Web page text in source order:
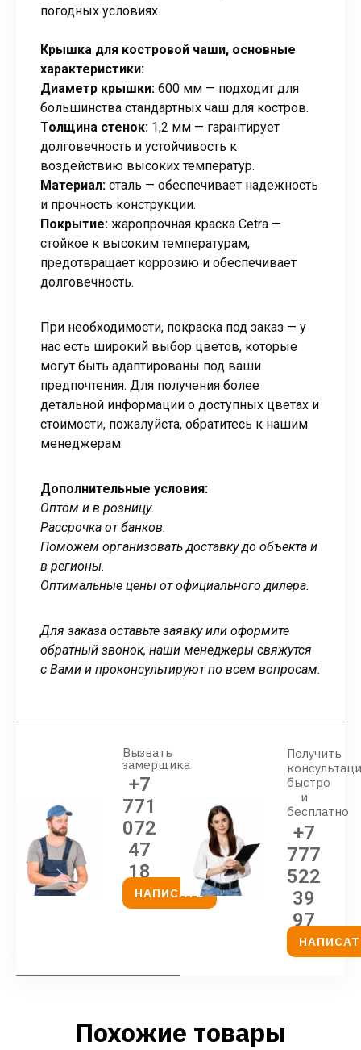
погодных условиях.
Крышка для костровой чаши, основные
характеристики:
Диаметр крышки: 600 мм — подходит для
большинства стандартных чаш для костров.
Толщина стенок: 1,2 мм — гарантирует
долговечность и устойчивость к
воздействию высоких температур.
Материал: сталь — обеспечивает надежность
и прочность конструкции.
Покрытие: жаропрочная краска Cetra —
стойкое к высоким температурам,
предотвращает коррозию и обеспечивает
долговечность.
При необходимости, покраска под заказ — у
нас есть широкий выбор цветов, которые
могут быть адаптированы под ваши
предпочтения. Для получения более
детальной информации о доступных цветах и
стоимости, пожалуйста, обратитесь к нашим
менеджерам.
Дополнительные условия:
Оптом и в розницу.
Рассрочка от банков.
Поможем организовать доставку до объекта и
в регионы.
Оптимальные цены от официального дилера.
Для заказа оставьте заявку или оформите
обратный звонок, наши менеджеры свяжутся
с Вами и проконсультируют по всем вопросам.
Вызвать
замерщика
+7
771
072
47
18
НАПИСАТЬ
Получить
быстро
и
бесплатно
+7
777
522
39
97
Похожие товары